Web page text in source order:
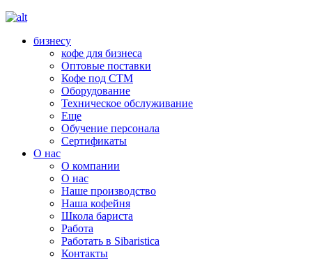
бизнесу
кофе для бизнеса
Оптовые поставки
Кофе под СТМ
Оборудование
Техническое обслуживание
Еще
Обучение персонала
Сертификаты
О нас
O компании
О нас
Наше производство
Наша кофейня
Школа бариста
Работа
Работать в Sibaristica
Контакты